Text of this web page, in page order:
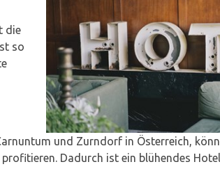
die
so
und Zurndorf in Österreich,
Dadurch ist ein blühendes